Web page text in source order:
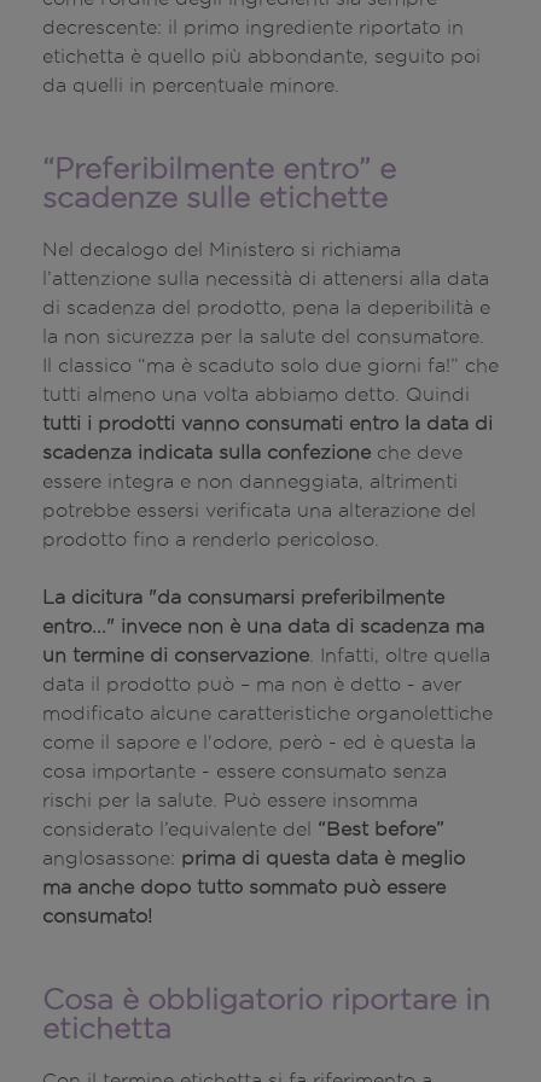
decrescente: il primo ingrediente riportato in
etichetta è quello più abbondante, seguito poi
da quelli in percentuale minore.
“Preferibilmente entro” e
scadenze sulle etichette
Nel decalogo del Ministero si richiama
l’attenzione sulla necessità di attenersi alla data
di scadenza del prodotto, pena la deperibilità e
la non sicurezza per la salute del consumatore.
Il classico “ma è scaduto solo due giorni fa!” che
tutti almeno una volta abbiamo detto. Quindi
tutti i prodotti vanno consumati entro la data di
scadenza indicata sulla confezione che deve
essere integra e non danneggiata, altrimenti
potrebbe essersi verificata una alterazione del
prodotto fino a renderlo pericoloso.
La dicitura "da consumarsi preferibilmente
entro..." invece non è una data di scadenza ma
un termine di conservazione . Infatti, oltre quella
data il prodotto può – ma non è detto - aver
modificato alcune caratteristiche organolettiche
come il sapore e l'odore, però - ed è questa la
cosa importante - essere consumato senza
rischi per la salute. Può essere insomma
considerato l’equivalente del “Best before”
anglosassone: prima di questa data è meglio
ma anche dopo tutto sommato può essere
consumato!
Cosa è obbligatorio riportare in
etichetta